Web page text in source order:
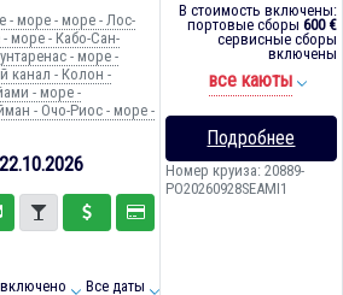
- море - море - Лос-
море - Кабо-Сан-
- море -
канал - Колон -
- море -
- Очо-Риос - море -
Все даты
В стоимость включены:
портовые сборы 600 €
сервисные сборы
включены
все каюты
Подробнее
Номер круиза: 20889-
PO20260928SEAMI1